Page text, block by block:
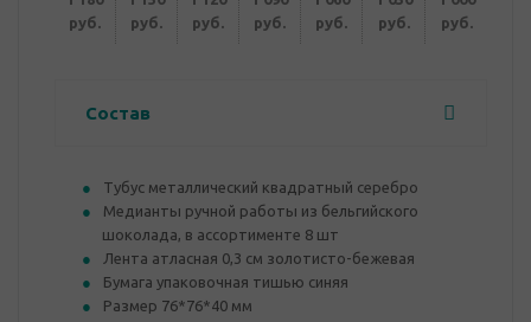
руб.
руб.
руб.
руб.
руб.
руб.
руб.
Состав
Тубус металлический квадратный серебро
Медианты ручной работы из бельгийского
шоколада, в ассортименте 8 шт
Лента атласная 0,3 см золотисто-бежевая
Бумага упаковочная тишью синяя
Размер 76*76*40 мм